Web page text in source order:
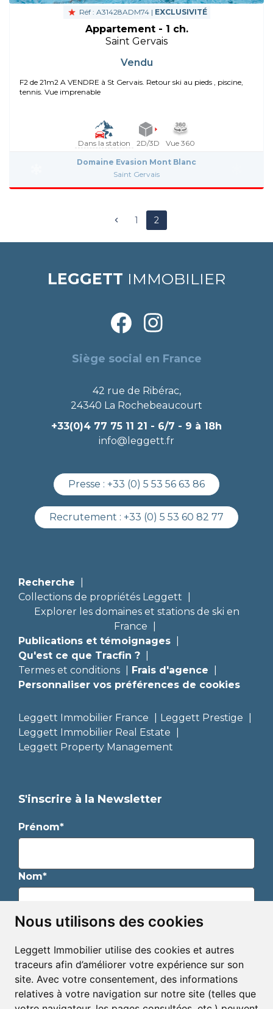
Nous utilisons des cookies
Leggett Immobilier utilise des cookies et autres
traceurs afin d’améliorer votre expérience sur son
site. Avec votre consentement, des informations
relatives à votre navigation sur notre site (telles que
Réf : A31428ADM74 | EXCLUSIVITÉ
Appartement - 1 ch.
Saint Gervais
Vendu
F2 de 21m2 A VENDRE à St Gervais. Retour ski au pieds , piscine,
tennis. Vue imprenable
Dans la station 2D/3D Vue 360
Domaine Evasion Mont Blanc
Saint Gervais
1 2
LEGGETT IMMOBILIER
Siège social en France
42 rue de Ribérac,
24340 La Rochebeaucourt
+33(0)4 77 75 11 21 - 6/7 - 9 à 18h
info@leggett.fr
Presse : +33 (0) 5 53 56 63 86
Recrutement : +33 (0) 5 53 60 82 77
Recherche
Collections de propriétés Leggett
Explorer les domaines et stations de ski en
France
Publications et témoignages
Qu'est ce que Tracfin ?
Termes et conditions
Frais d'agence
Personnaliser vos préférences de cookies
Leggett Immobilier France
Leggett Prestige
Leggett Immobilier Real Estate
Leggett Property Management
S'inscrire à la Newsletter
Prénom*
Nom*
Email*
S'inscrire pour recevoir des alertes immobilières et
des bulletins d'informations